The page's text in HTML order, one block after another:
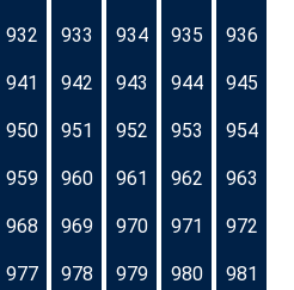
932 933 934 935 936
941 942 943 944 945
950 951 952 953 954
959 960 961 962 963
968 969 970 971 972
977 978 979 980 981